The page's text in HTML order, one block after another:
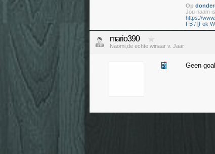
Op
Jou naam
https://
FB / [Fok
mario390
Naomi,de echte winaar v. Jaar
Geen